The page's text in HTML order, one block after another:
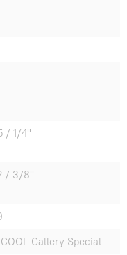
/ 1/4"
/ 3/8"
Gallery Special